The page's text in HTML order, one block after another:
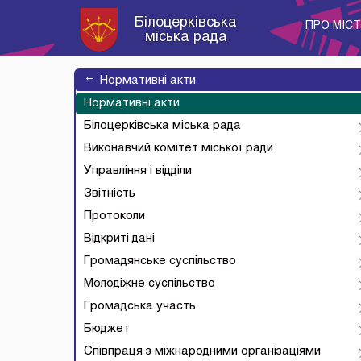
Білоцерківська
міська рада
ПРО
→
Нормативні акти
Нормативні акти
Білоцерківська міська рада
Виконавчий комітет міської ради
Управління і відділи
Звітність
Протоколи
Відкриті дані
Громадянське суспільство
Молодіжне суспільство
Громадська участь
Бюджет
Співпраця з міжнародними організаціями